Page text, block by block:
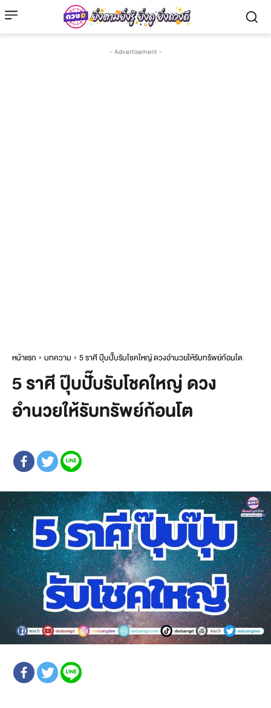
- Advertisement -
หน้าแรก บทความ 5 ราศี ปุ๊บปั๊บรับโชคใหญ่ ดวงอำนวยให้รับทรัพย์ก้อนโต
5 ราศี ปุ๊บปั๊บรับโชคใหญ่ ดวง
อำนวยให้รับทรัพย์ก้อนโต